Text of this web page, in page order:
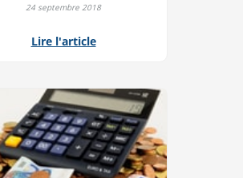
24 septembre 2018
Lire l'article